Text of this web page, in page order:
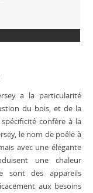
a la particularité
du bois, et de la
confère à la
le nom de poêle à
avec une élégante
une chaleur
sont des appareils
aux besoins